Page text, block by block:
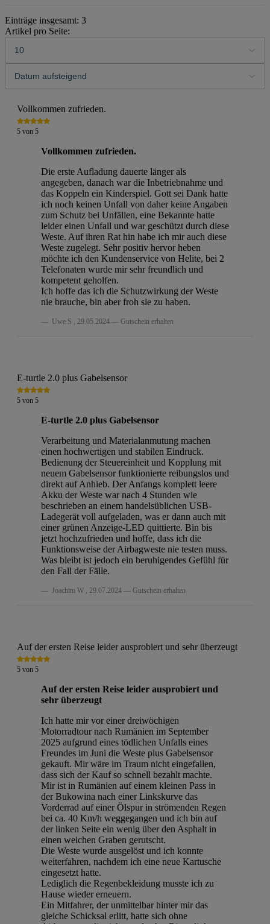
Einträge insgesamt: 3
Artikel pro Seite:
Vollkommen zufrieden.
5 von 5
Vollkommen zufrieden.
Die erste Aufladung dauerte länger als
angegeben, danach war die Inbetriebnahme und
das Koppeln ein Kinderspiel. Gott sei Dank hatte
ich noch keinen Unfall von daher keine Angaben
zum Schutz bei Unfällen, eine Bekannte hatte
leider einen Unfall und war geschützt durch diese
Weste. Auf ihren Rat hin habe ich mir auch diese
Weste zugelegt. Sehr positiv hervor heben
möchte ich den Kundenservice von Helite, bei 2
Telefonaten wurde mir sehr freundlich und
kompetent geholfen.
Ich hoffe das ich die Schutzwirkung der Weste
nie brauche, bin aber froh sie zu haben.
Uwe S , 29.05.2024 Gutschein erhalten
E-turtle 2.0 plus Gabelsensor
5 von 5
E-turtle 2.0 plus Gabelsensor
Verarbeitung und Materialanmutung machen
einen hochwertigen und stabilen Eindruck.
Bedienung der Steuereinheit und Kopplung mit
neuem Gabelsensor funktionierte reibungslos und
direkt auf Anhieb. Der Anfangs komplett leere
Akku der Weste war nach 4 Stunden wie
beschrieben an einem handelsüblichen USB-
Ladegerät voll aufgeladen, was er dann auch mit
einer grünen Anzeige-LED quittierte. Bin bis
jetzt hochzufrieden und hoffe, dass ich die
Funktionsweise der Airbagweste nie testen muss.
Was bleibt ist jedoch ein beruhigendes Gefühl für
den Fall der Fälle.
Joachim W , 29.07.2024 Gutschein erhalten
Auf der ersten Reise leider ausprobiert und sehr überzeugt
5 von 5
Auf der ersten Reise leider ausprobiert und
sehr überzeugt
Ich hatte mir vor einer dreiwöchigen
Motorradtour nach Rumänien im September
2025 aufgrund eines tödlichen Unfalls eines
Freundes im Juni die Weste plus Gabelsensor
gekauft. Mir wäre im Traum nicht eingefallen,
dass sich der Kauf so schnell bezahlt machte.
Mir ist in Rumänien auf einem kleinen Pass in
der Bukowina nach einer Linkskurve das
Vorderrad auf einer Ölspur in strömenden Regen
bei ca. 40 Km/h weggegangen und ich bin auf
der linken Seite ein wenig über den Asphalt in
einen weichen Graben gerutscht.
Die Weste wurde ausgelöst und ich konnte
weiterfahren, nachdem ich eine neue Kartusche
eingesetzt hatte.
Lediglich die Regenbekleidung musste ich zu
Hause wieder erneuern.
Ein Mitfahrer, der unmittelbar hinter mir das
gleiche Schicksal erlitt, hatte sich ohne